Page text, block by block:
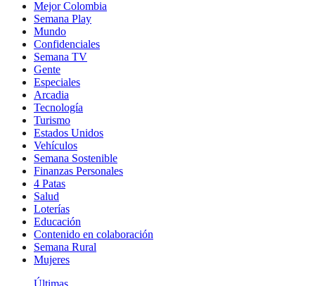
Mejor Colombia
Semana Play
Mundo
Confidenciales
Semana TV
Gente
Especiales
Arcadia
Tecnología
Turismo
Estados Unidos
Vehículos
Semana Sostenible
Finanzas Personales
4 Patas
Salud
Loterías
Educación
Contenido en colaboración
Semana Rural
Mujeres
Últimas